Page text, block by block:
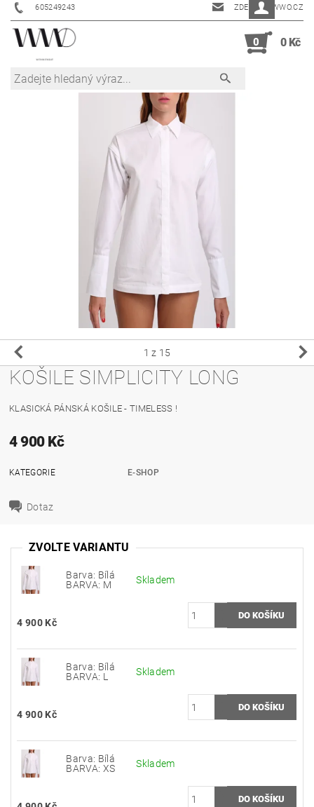
605249243 ZDENKA@WWO.CZ
0 0 Kč
1 z 15
KOŠILE SIMPLICITY LONG
KLASICKÁ PÁNSKÁ KOŠILE - TIMELESS !
4 900 Kč
KATEGORIE E-SHOP
Dotaz
ZVOLTE VARIANTU
Barva: Bílá
BARVA: M
Skladem
4 900 Kč
Barva: Bílá
BARVA: L
Skladem
4 900 Kč
Barva: Bílá
BARVA: XS
Skladem